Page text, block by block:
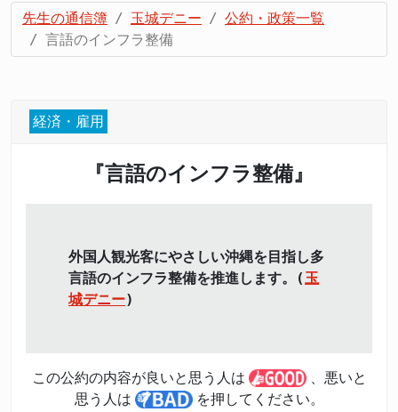
先生の通信簿 玉城デニー
公約・政策一覧
言語のインフラ整備
経済・雇用
『言語のインフラ整備』
外国人観光客にやさしい沖縄を目指し多
言語のインフラ整備を推進します。( 玉
城デニー)
この公約の内容が良いと思う人は
、悪いと
思う人は
を押してください。